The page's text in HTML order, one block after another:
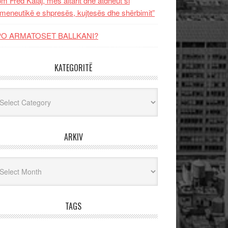
e shpresës, kujtesës dhe shërbimit”
ARMATOSET BALLKANI?
KATEGORITË
ARKIV
TAGS